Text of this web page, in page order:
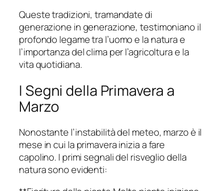
Queste tradizioni, tramandate di
generazione in generazione, testimoniano il
profondo legame tra l’uomo e la natura e
l’importanza del clima per l’agricoltura e la
vita quotidiana.
I Segni della Primavera a
Marzo
Nonostante l’instabilità del meteo, marzo è il
mese in cui la primavera inizia a fare
capolino. I primi segnali del risveglio della
natura sono evidenti: